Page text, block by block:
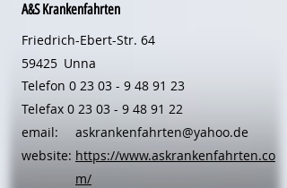
A&S Krankenfahrten
Friedrich-Ebert-Str. 64
59425 Unna
Telefon 0 23 03 - 9 48 91 23
Telefax 0 23 03 - 9 48 91 22
email:
website:
askrankenfahrten@yahoo.de
https://www.askrankenfahrten.co
m/